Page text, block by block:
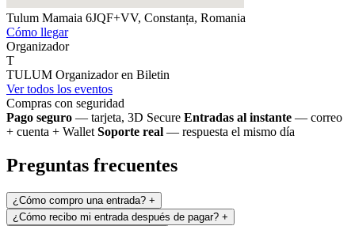
Tulum Mamaia 6JQF+VV, Constanța, Romania
Cómo llegar
Organizador
T
TULUM Organizador en Biletin
Ver todos los eventos
Compras con seguridad
Pago seguro — tarjeta, 3D Secure Entradas al instante — correo
+ cuenta + Wallet Soporte real — respuesta el mismo día
Preguntas frecuentes
¿Cómo compro una entrada? +
¿Cómo recibo mi entrada después de pagar? +